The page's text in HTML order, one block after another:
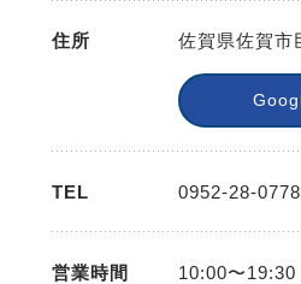
住所 佐賀県佐賀市
TEL 0952-28-0778
営業時間 10:00〜19:30